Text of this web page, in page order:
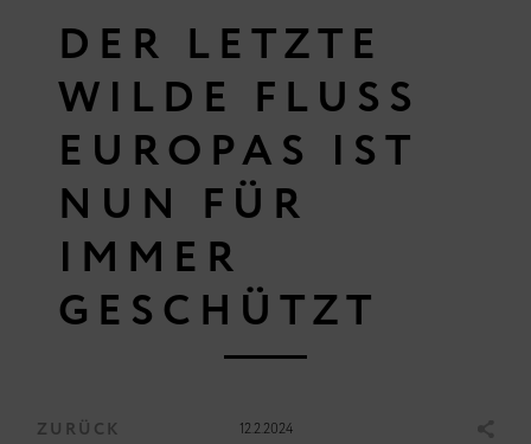
DER LETZTE
WILDE FLUSS
EUROPAS IST
NUN FÜR
IMMER
GESCHÜTZT
ZURÜCK 12.2.2024